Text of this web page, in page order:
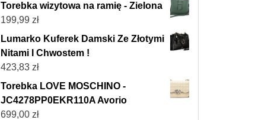
Torebka wizytowa na ramię - Zielona
199,99 zł
Lumarko Kuferek Damski Ze Złotymi
Nitami I Chwostem !
423,83 zł
Torebka LOVE MOSCHINO -
JC4278PP0EKR110A Avorio
699,00 zł